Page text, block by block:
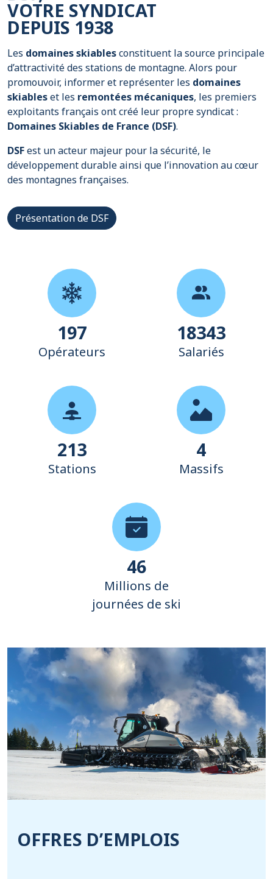
VOTRE SYNDICAT
DEPUIS 1938
Les domaines skiablesconstituent la source principale
d’attractivité des stations de montagne. Alors pour
promouvoir, informer et représenter les domaines
skiableset les remontées mécaniques, les premiers
exploitants français ont créé leur propre syndicat :
Domaines Skiables de France (DSF).
DSFest un acteur majeur pour la sécurité, le
développement durable ainsi que l’innovation au cœur
des montagnes françaises.
Présentation de DSF
236
Opérateurs
18500
Salariés
250
Stations
5
Massifs
55
Millions de
journées de ski
OFFRES D’EMPLOIS